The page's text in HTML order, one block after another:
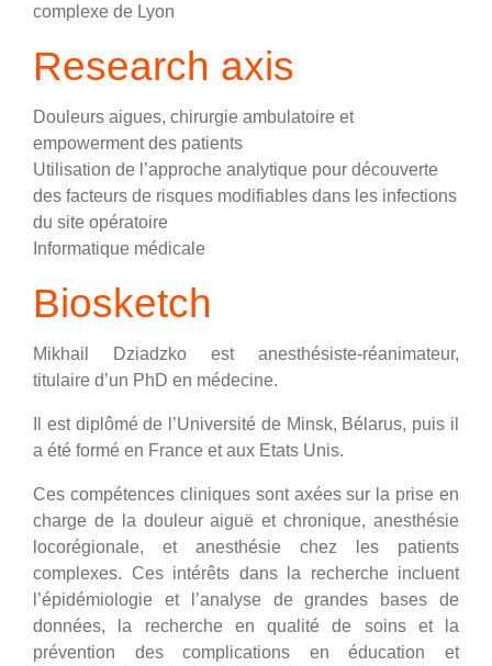
complexe de Lyon
Research axis
Douleurs aigues, chirurgie ambulatoire et
empowerment des patients
Utilisation de l’approche analytique pour découverte
des facteurs de risques modifiables dans les infections
du site opératoire
Informatique médicale
Biosketch
Mikhail Dziadzko est anesthésiste-réanimateur,
titulaire d’un PhD en médecine.
Il est diplômé de l’Université de Minsk, Bélarus, puis il
a été formé en France et aux Etats Unis.
Ces compétences cliniques sont axées sur la prise en
charge de la douleur aiguë et chronique, anesthésie
locorégionale, et anesthésie chez les patients
complexes. Ces intérêts dans la recherche incluent
l’épidémiologie et l’analyse de grandes bases de
données, la recherche en qualité de soins et la
prévention des complications en éducation et